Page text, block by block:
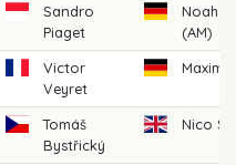
Sandro
Piaget
Noah
(AM)
Victor
Veyret
Tomáš
Bystřický
Nico